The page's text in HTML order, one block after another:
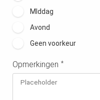
MIddag
Avond
Geen voorkeur
Opmerkingen *